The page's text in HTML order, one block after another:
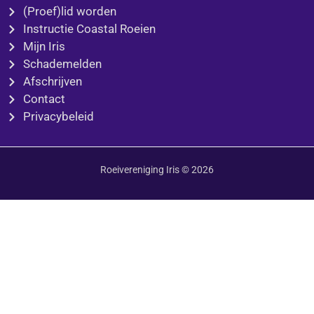
(Proef)lid worden
Instructie Coastal Roeien
Mijn Iris
Schademelden
Afschrijven
Contact
Privacybeleid
Roeivereniging Iris © 2026